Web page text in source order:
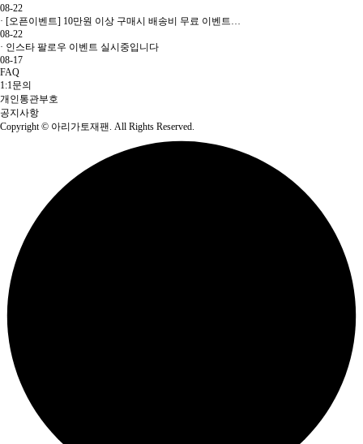
08-22
· [오픈이벤트] 10만원 이상 구매시 배송비 무료 이벤트…
08-22
· 인스타 팔로우 이벤트 실시중입니다
08-17
FAQ
1:1문의
개인통관부호
공지사항
Copyright© 아리가토재팬. All Rights Reserved.